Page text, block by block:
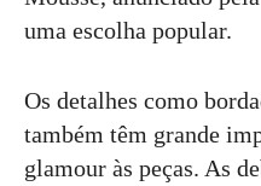
uma escolha popular.
Os detalhes como
também têm grande
glamour às peças. As